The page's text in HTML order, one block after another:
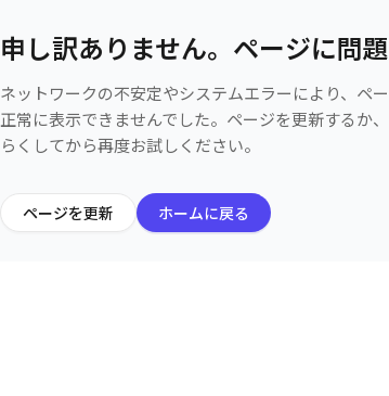
申し訳ありません。ページに問
ネットワークの不安定やシステムエラーにより、ペ
正常に表示できませんでした。ページを更新するか
らくしてから再度お試しください。
ページを更新 ホームに戻る